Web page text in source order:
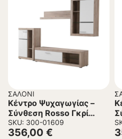
ΣΑΛΌΝΙ
Κέντρο Ψυχαγωγίας –
Σύνθεση Rosso Γκρί
Δρύς – Λευκή Λάκα
266x41x186 εκ.
SKU: 300-01609
356,00 €